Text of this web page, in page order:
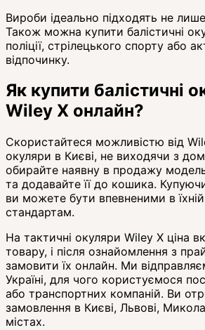
Вироби ідеально підходять не
Також можна купити балістичні
поліції, стрілецького спорту або
відпочинку.
Як купити балістичні
Wiley X онлайн?
Скористайтеся можливістю від
окуляри в Києві, не виходячи з
обирайте наявну в продажу
та додавайте її до кошика.
ви можете бути впевненими в їхній
стандартам.
На тактичні окуляри Wiley X ціна
товару, і після ознайомлення з
замовити їх онлайн. Ми
Україні, для чого користуємося
або транспортних компаній. Ви
замовлення в Києві, Львові,
містах.